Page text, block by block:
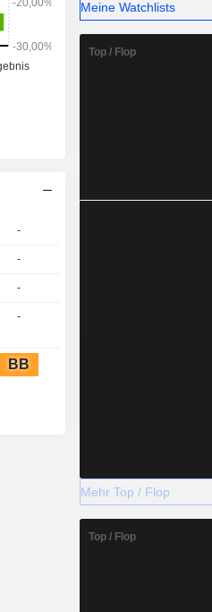
-
-
-
-
BB
Meine Watchlists
Top / Flop
Mehr Top / Flop
Top / Flop